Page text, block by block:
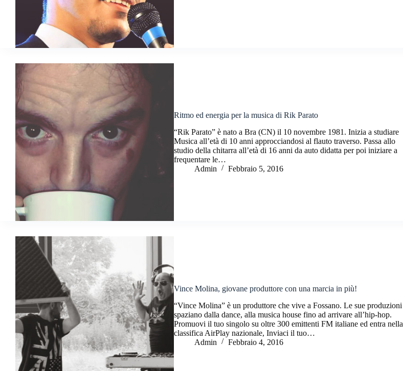
Ritmo ed energia per la musica di Rik Parato
“Rik Parato” è nato a Bra (CN) il 10 novembre 1981. Inizia a studiare
Musica all’età di 10 anni approcciandosi al flauto traverso. Passa allo
studio della chitarra all’età di 16 anni da auto didatta per poi iniziare a
frequentare le…
Admin
Febbraio 5, 2016
Vince Molina, giovane produttore con una marcia in più!
“Vince Molina” è un produttore che vive a Fossano. Le sue produzioni
spaziano dalla dance, alla musica house fino ad arrivare all’hip-hop.
Promuovi il tuo singolo su oltre 300 emittenti FM italiane ed entra nella
classifica AirPlay nazionale, Inviaci il tuo…
Admin
Febbraio 4, 2016